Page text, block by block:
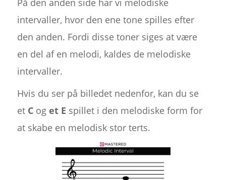
intervaller, hvor den ene tone spilles efter
den anden. Fordi disse toner siges at være
en del af en melodi, kaldes de melodiske
intervaller.
Hvis du ser på billedet nedenfor, kan du se
et Cog et E spillet i den melodiske form for
at skabe en melodisk stor terts.